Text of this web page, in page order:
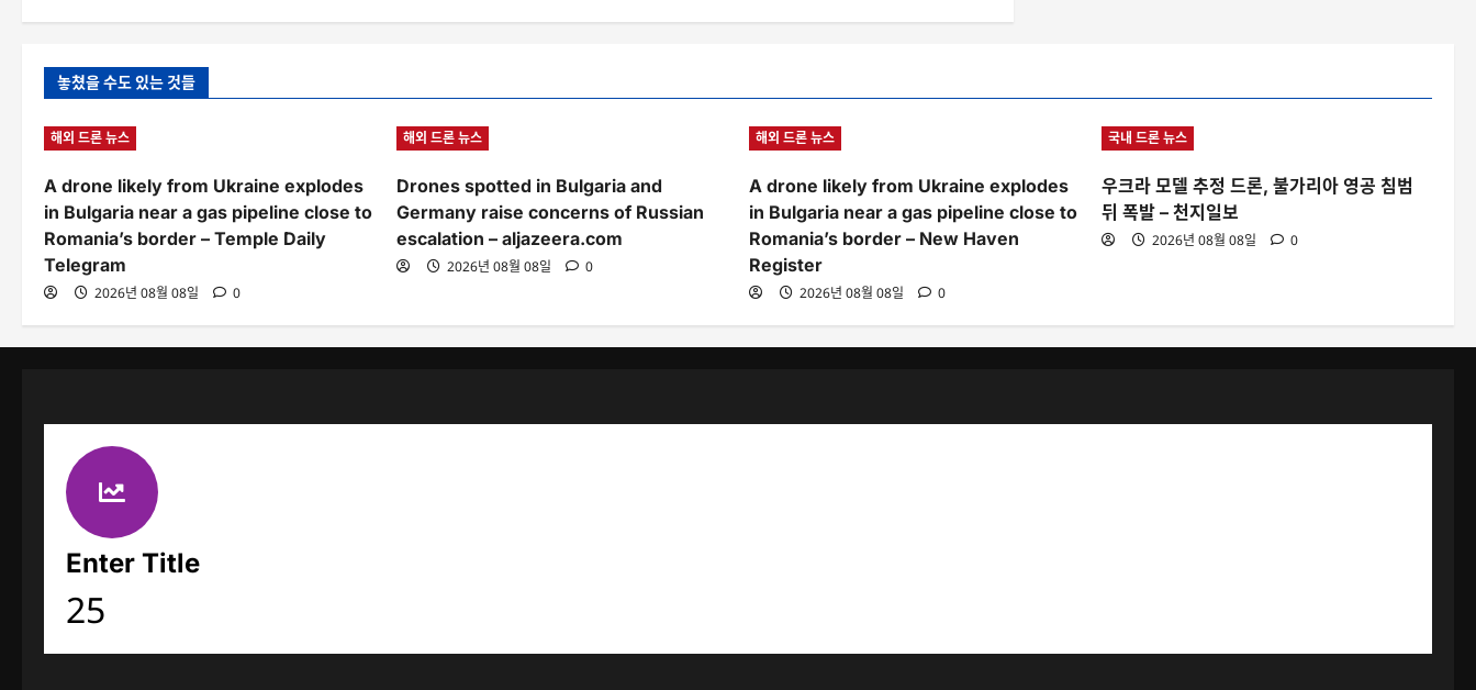
놓쳤을 수도 있는 것들
해외 드론 뉴스
A drone likely from Ukraine explodes
in Bulgaria near a gas pipeline close to
Romania’s border – Temple Daily
Telegram
2026년 08월 08일 0
해외 드론 뉴스
Drones spotted in Bulgaria and
Germany raise concerns of Russian
escalation – aljazeera.com
2026년 08월 08일 0
해외 드론 뉴스
A drone likely from Ukraine explodes
in Bulgaria near a gas pipeline close to
Romania’s border – New Haven
Register
2026년 08월 08일 0
국내 드론 뉴스
우크라 모델 추정 드론, 불가리아 영공 침범
뒤 폭발 – 천지일보
2026년 08월 08일 0
Enter Title
25